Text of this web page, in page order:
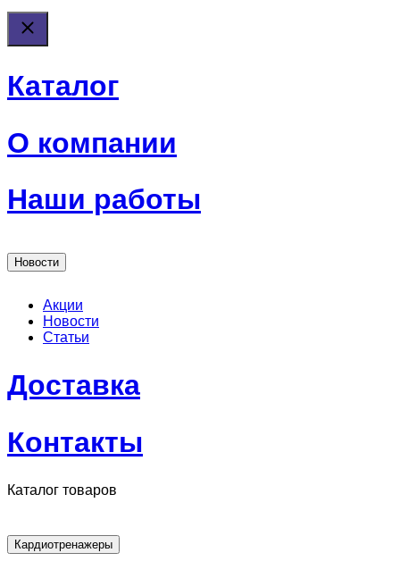
Каталог
О компании
Наши работы
Новости
Акции
Новости
Статьи
Доставка
Контакты
Каталог товаров
Кардиотренажеры